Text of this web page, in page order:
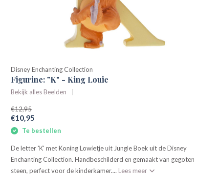
Disney Enchanting Collection
Figurine: "K" - King Louie
Bekijk alles Beelden
€12,95
€10,95
Te bestellen
De letter 'K' met Koning Lowietje uit Jungle Boek uit de Disney
Enchanting Collection. Handbeschilderd en gemaakt van gegoten
steen, perfect voor de kinderkamer.... Lees meer